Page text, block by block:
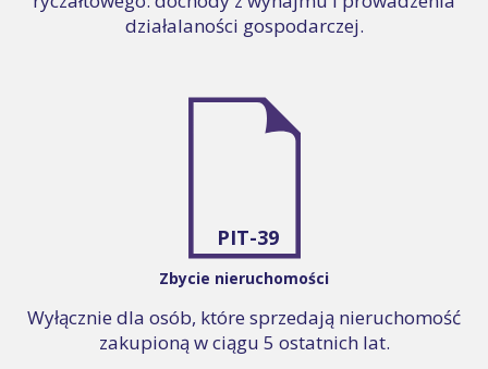
działalaności gospodarczej.
PIT-39
Zbycie nieruchomości
Wyłącznie dla osób, które sprzedają nieruchomość
zakupioną w ciągu 5 ostatnich lat.